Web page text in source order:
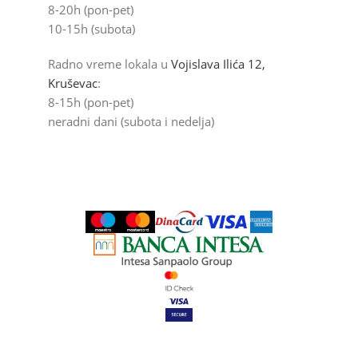
8-20h (pon-pet)
10-15h (subota)
Radno vreme lokala u Vojislava Ilića 12,
Kruševac:
8-15h (pon-pet)
neradni dani (subota i nedelja)